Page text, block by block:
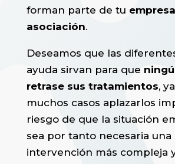
forman parte de tu
asociación.
Deseamos que las
ayuda sirvan para que
retrase sus tratamientos,
muchos casos aplazarlos
riesgo de que la situación
sea por tanto necesaria una
intervención más compleja